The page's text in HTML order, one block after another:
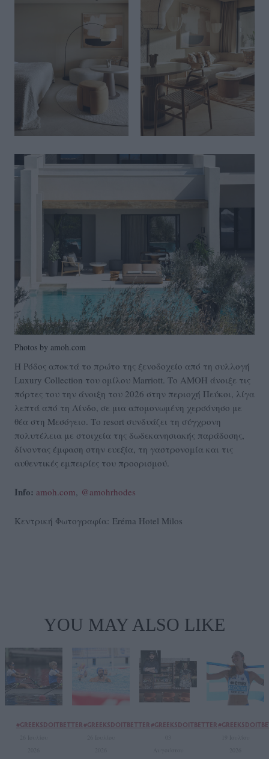
Photos by amoh.com
Η Ρόδος αποκτά το πρώτο της ξενοδοχείο από τη συλλογή
Luxury Collection του ομίλου Marriott. Το AMOH άνοιξε τις
πόρτες του την άνοιξη του 2026 στην περιοχή Πεύκοι, λίγα
λεπτά από τη Λίνδο, σε μια απομονωμένη χερσόνησο με
θέα στη Μεσόγειο. Το resort συνδυάζει τη σύγχρονη
πολυτέλεια με στοιχεία της δωδεκανησιακής παράδοσης,
δίνοντας έμφαση στην ευεξία, τη γαστρονομία και τις
αυθεντικές εμπειρίες του προορισμού.
Info: amoh.com, @amohrhodes
Κεντρική Φωτογραφία: Eréma Hotel Milos
YOU MAY ALSO LIKE
#GREEKSDOITBETTER#GREEKSDOITBETTER#GREEKSDOITBETTER